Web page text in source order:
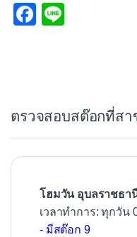
F
o
o
ตรวจสอบสต๊อกที่สา
โฮมวัน อุบลราชธา
เวลาทำการ: ทุกวัน
- มีสต๊อก 9